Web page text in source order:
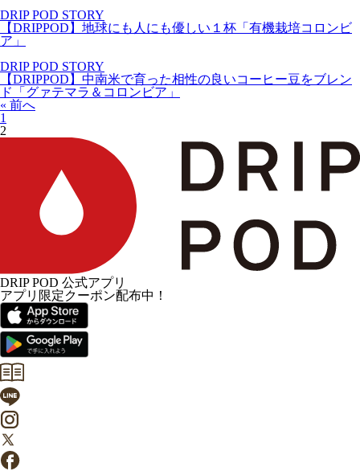
DRIP POD STORY
【DRIPPOD】地球にも人にも優しい１杯「有機栽培コロンビ
ア」
DRIP POD STORY
【DRIPPOD】中南米で育った相性の良いコーヒー豆をブレン
ド「グァテマラ＆コロンビア」
« 前へ
1
2
DRIP POD 公式アプリ
アプリ限定クーポン配布中！